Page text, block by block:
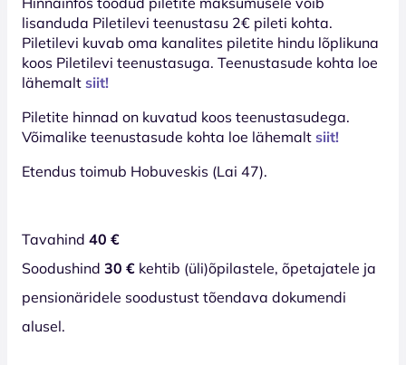
lisanduda Piletilevi teenustasu 2€ pileti kohta.
Piletilevi kuvab oma kanalites piletite hindu lõplikuna
koos Piletilevi teenustasuga. Teenustasude kohta loe
lähemalt siit!
Piletite hinnad on kuvatud koos teenustasudega.
Võimalike teenustasude kohta loe lähemalt siit!
Etendus toimub Hobuveskis (Lai 47).
Tavahind 40 €
Soodushind 30 € kehtib (üli)õpilastele, õpetajatele ja
pensionäridele soodustust tõendava dokumendi
alusel.